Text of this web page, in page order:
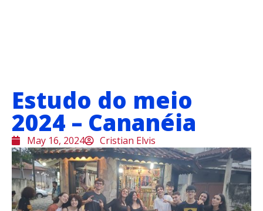
Estudo do meio
2024 – Cananéia
May 16, 2024 Cristian Elvis